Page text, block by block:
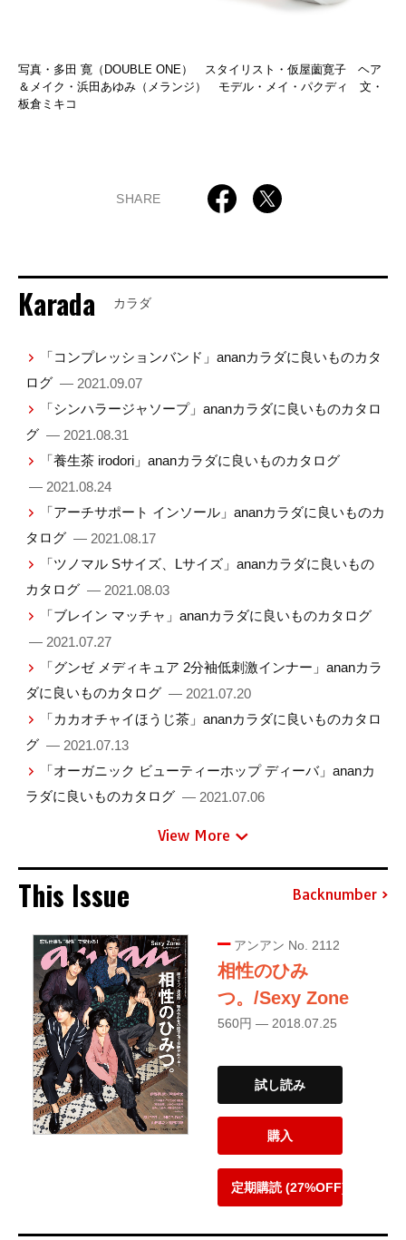
写真・多田 寛（DOUBLE ONE） スタイリスト・仮屋薗寛子 ヘア
＆メイク・浜田あゆみ（メランジ） モデル・メイ・パクディ 文・
板倉ミキコ
SHARE
Karada カラダ
「コンプレッションバンド」ananカラダに良いものカタ
ログ — 2021.09.07
「シンハラージャソープ」ananカラダに良いものカタロ
グ — 2021.08.31
「養生茶 irodori」ananカラダに良いものカタログ
— 2021.08.24
「アーチサポート インソール」ananカラダに良いものカ
タログ — 2021.08.17
「ツノマル Sサイズ、Lサイズ」ananカラダに良いもの
カタログ — 2021.08.03
「ブレイン マッチャ」ananカラダに良いものカタログ
— 2021.07.27
「グンゼ メディキュア 2分袖低刺激インナー」ananカラ
ダに良いものカタログ — 2021.07.20
「カカオチャイほうじ茶」ananカラダに良いものカタロ
グ — 2021.07.13
「オーガニック ビューティーホップ ディーバ」ananカ
ラダに良いものカタログ — 2021.07.06
View More
This Issue Backnumber
アンアン No. 2112
相性のひみ
つ。/Sexy Zone
560円 — 2018.07.25
試し読み
購入
定期購読 (27%OFF)